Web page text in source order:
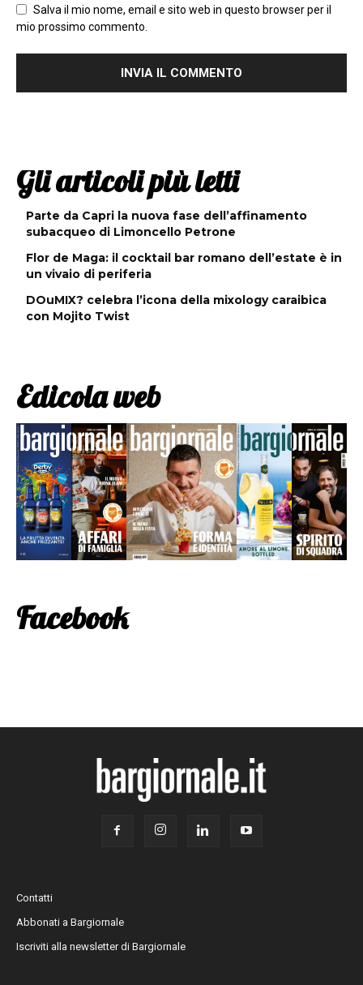
Salva il mio nome, email e sito web in questo browser per il
mio prossimo commento.
Gli articoli più letti
Parte da Capri la nuova fase dell’affinamento
subacqueo di Limoncello Petrone
Flor de Maga: il cocktail bar romano dell’estate è in
un vivaio di periferia
DOuMIX? celebra l’icona della mixology caraibica
con Mojito Twist
Edicola web
Facebook
Contatti
Abbonati a Bargiornale
Iscriviti alla newsletter di Bargiornale